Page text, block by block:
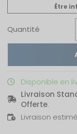
Être
Quantité
Disponible en
Livraison
Offerte.
Livraison